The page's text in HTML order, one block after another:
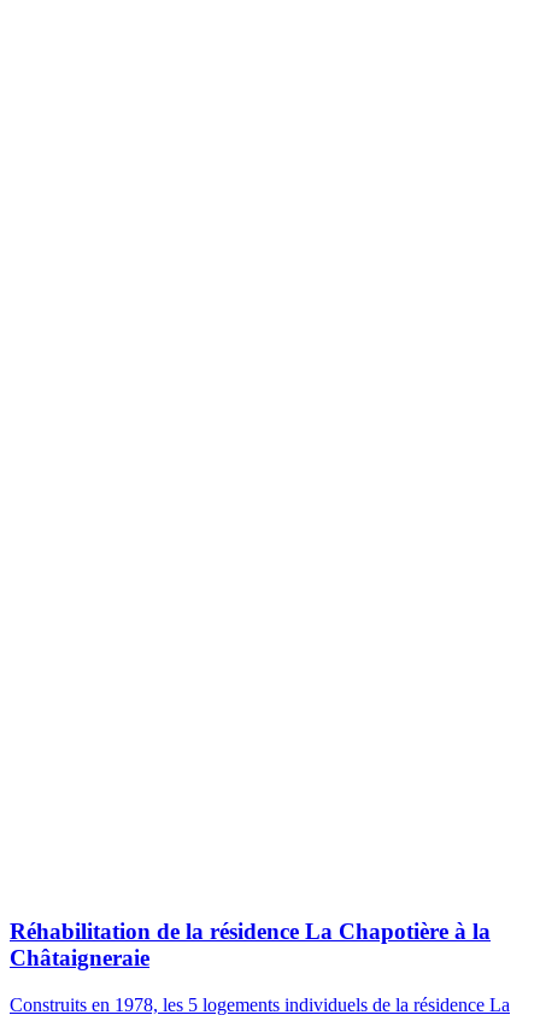
Réhabilitation de la résidence La Chapotière à la
Châtaigneraie
Construits en 1978, les 5 logements individuels de la résidence La